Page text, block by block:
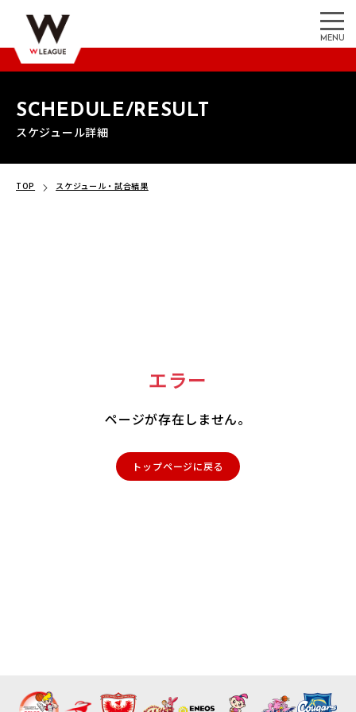
MENU
SCHEDULE/RESULT
スケジュール詳細
TOP スケジュール・試合結果
エラー
ページが存在しません。
トップページに戻る